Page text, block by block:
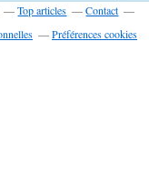
Top articles
Contact
Préférences cookies